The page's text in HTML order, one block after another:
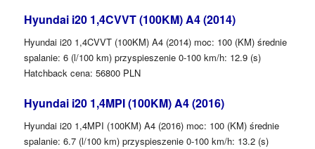
Hyundai i20 1,4CVVT (100KM) A4 (2014)
Hyundai i20 1,4CVVT (100KM) A4 (2014) moc: 100 (KM) średnie
spalanie: 6 (l/100 km) przyspieszenie 0-100 km/h: 12.9 (s)
Hatchback cena: 56800 PLN
Hyundai i20 1,4MPI (100KM) A4 (2016)
Hyundai i20 1,4MPI (100KM) A4 (2016) moc: 100 (KM) średnie
spalanie: 6.7 (l/100 km) przyspieszenie 0-100 km/h: 13.2 (s)